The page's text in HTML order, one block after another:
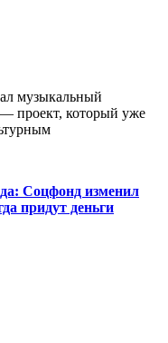
музыкальный
— проект, который уже
Соцфонд изменил
придут деньги